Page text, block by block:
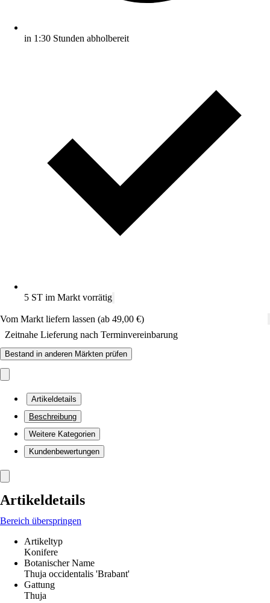
in 1:30 Stunden abholbereit
5 ST im Markt vorrätig
Vom Markt liefern lassen (ab 49,00 €)
Zeitnahe Lieferung nach Terminvereinbarung
Bestand in anderen Märkten prüfen
Artikeldetails
Beschreibung
Weitere Kategorien
Kundenbewertungen
Artikeldetails
Bereich überspringen
Artikeltyp
Konifere
Botanischer Name
Thuja occidentalis 'Brabant'
Gattung
Thuja